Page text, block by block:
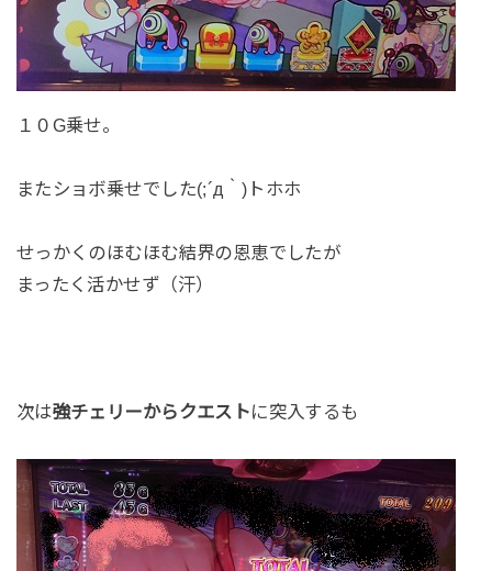
１０G乗せ。
またショボ乗せでした(;´д｀)トホホ
せっかくのほむほむ結界の恩恵でしたが
まったく活かせず（汗）
次は強チェリーからクエストに突入するも